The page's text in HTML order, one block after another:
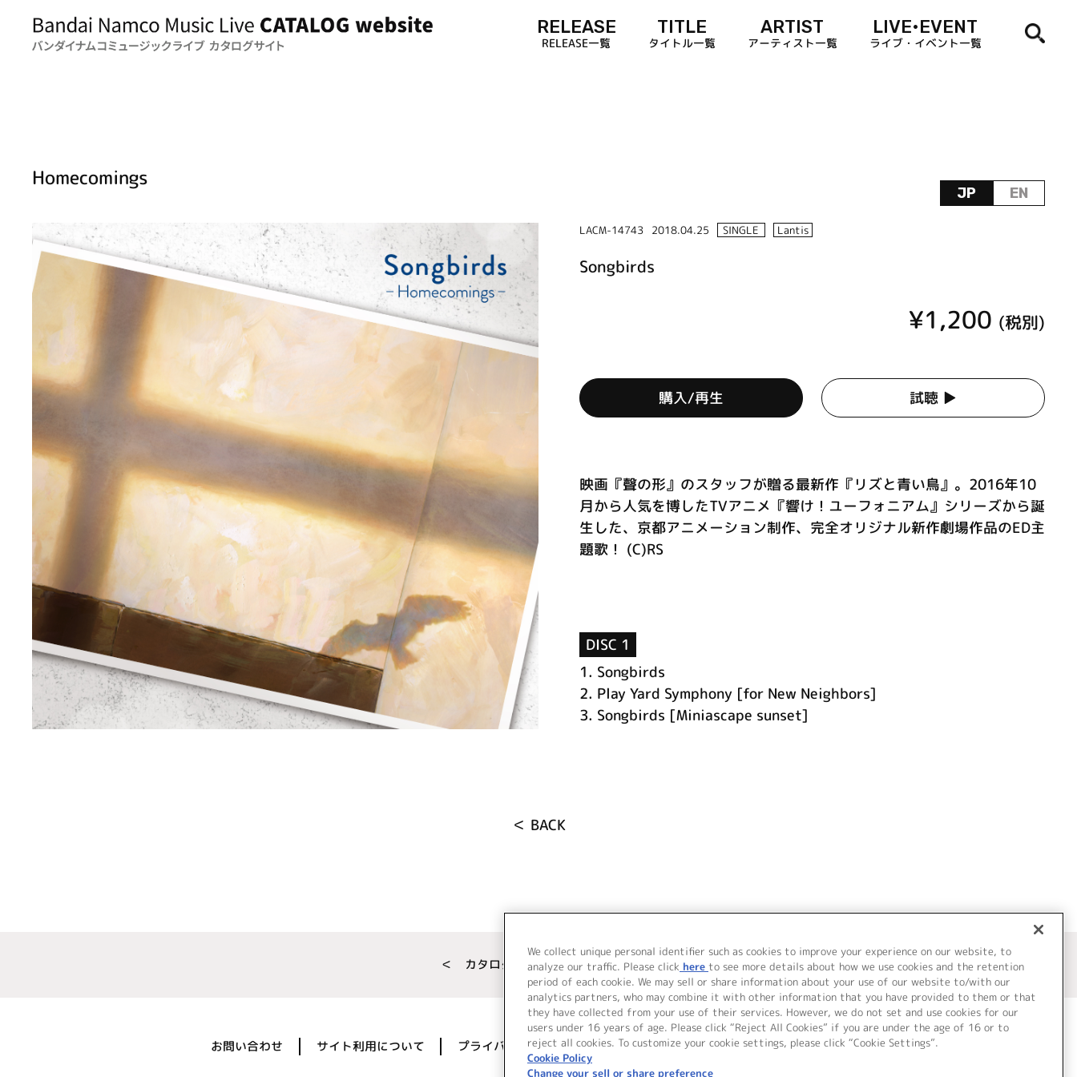
RELEASE
RELEASE一覧
TITLE
タイトル一覧
ARTIST
アーティスト一覧
LIVE•EVENT
ライブ・イベント一覧
JP EN
Homecomings
LACM-14743 2018.04.25 SINGLE Lantis
Songbirds
¥1,200 (税別)
購入/再生 試聴 ▶︎
映画『聲の形』のスタッフが贈る最新作『リズと青い鳥』。2016年10
月から人気を博したTVアニメ『響け！ユーフォニアム』シリーズから誕
生した、京都アニメーション制作、完全オリジナル新作劇場作品のED主
題歌！ (C)RS
DISC 1
1. Songbirds
2. Play Yard Symphony [for New Neighbors]
3. Songbirds [Miniascape sunset]
＜ BACK
＜ カタログサイト トップページへ
お問い合わせ サイト利用について プライバシーポリシー 著作権／肖像権について Cookie Settings
We collect unique personal identifier such as cookies to improve your experience on our website, to
analyze our traffic. Please click here to see more details about how we use cookies and the retention
period of each cookie. We may sell or share information about your use of our website to/with our
analytics partners, who may combine it with other information that you have provided to them or that
they have collected from your use of their services. However, we do not set and use cookies for our
users under 16 years of age. Please click “Reject All Cookies” if you are under the age of 16 or to
reject all cookies. To customize your cookie settings, please click “Cookie Settings”.
Cookie Policy
Change your sell or share preference